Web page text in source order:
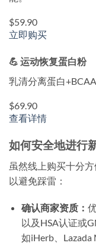
$59.90
立即购买
💪 运动恢复蛋白粉
乳清分离蛋白
$69.90
查看详情
如何安全地进行
虽然线上购买十分
以避免踩雷：
确认商家资质：
以及HSA认证或
如iHerb、